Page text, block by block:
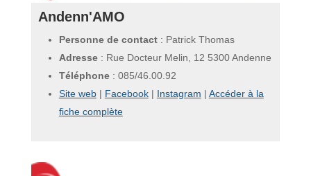
Andenn'AMO
Personne de contact: Patrick Thomas
Adresse: Rue Docteur Melin, 12 5300 Andenne
Téléphone: 085/46.00.92
Site web| Facebook| Instagram | Accéder à la
fiche complète